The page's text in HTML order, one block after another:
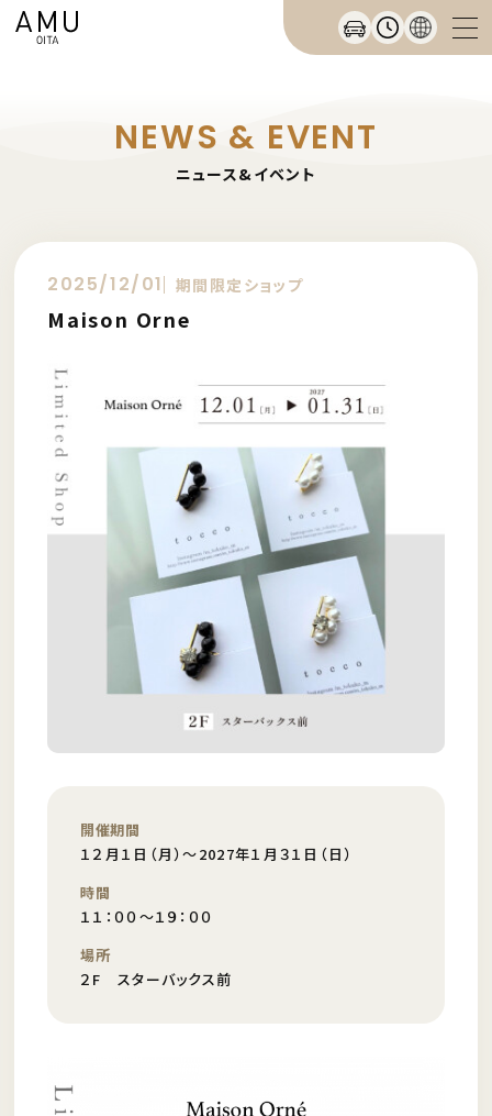
NEWS & EVENT
ニュース&イベント
2025/12/01 期間限定ショップ
Maison Orne
開催期間
１２月１日（月）～2027年１月３１日（日）
時間
１１：００～１９：００
場所
２F スターバックス前